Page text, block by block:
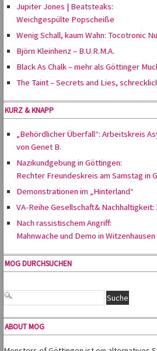
Jupiter Jones | Beatsteaks:
Weichgespülte Popscheiße
Wenig Schall, kaum Wahn: Tocotronic
Björn Kleinhenz – B.U.R.M.A.
Black As Chalk – mehr als Göttinger
The Taint – Secrets and Lies,
KURZ & KNAPP
„Behördlicher Überfall“: Arbeitskreis
von Genet B.
Nazikundgebung in Göttingen:
Rechter Freundeskreis am Samstag in
Demonstrationen im „Hinterland“
VA-Reihe Gesellschaft& Nachhaltigkeit:
Nach rassistischem Angriff:
Mahnwache und Demo in
MOG DURCHSUCHEN
ABOUT MOG